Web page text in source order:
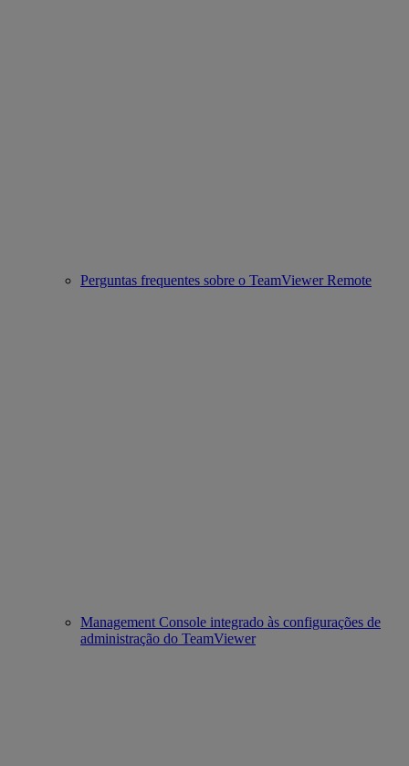
Perguntas frequentes sobre o TeamViewer Remote
Management Console integrado às configurações de
administração do TeamViewer